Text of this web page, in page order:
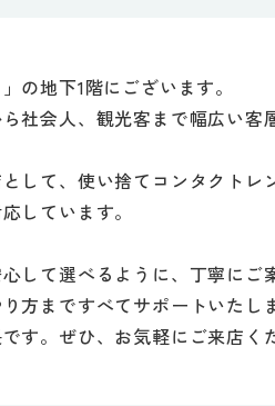
の地下1階にございます。
社会人、観光客まで幅広い客
て、使い捨てコンタクトレ
しています。
して選べるように、丁寧にご
方まですべてサポートいたし
す。ぜひ、お気軽にご来店く